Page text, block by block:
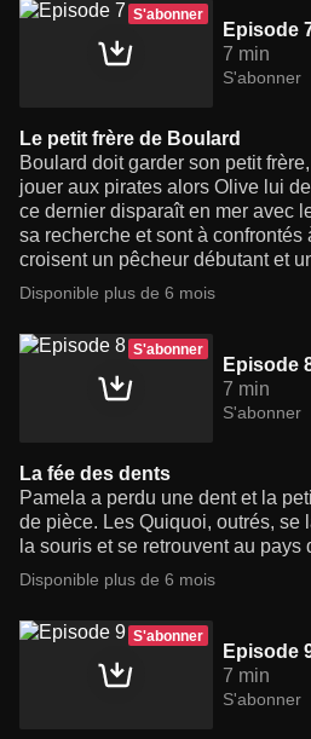
S'abonner
Episode
7 min
S'abonner
Le petit frère de Boulard
Boulard doit garder son petit
jouer aux pirates alors Olive lui
ce dernier disparaît en mer avec
sa recherche et sont à confrontés
croisent un pêcheur débutant et
Disponible plus de 6 mois
S'abonner
Episode
7 min
S'abonner
La fée des dents
Pamela a perdu une dent et la
de pièce. Les Quiquoi, outrés, se
la souris et se retrouvent au pays
Disponible plus de 6 mois
S'abonner
Episode
7 min
S'abonner